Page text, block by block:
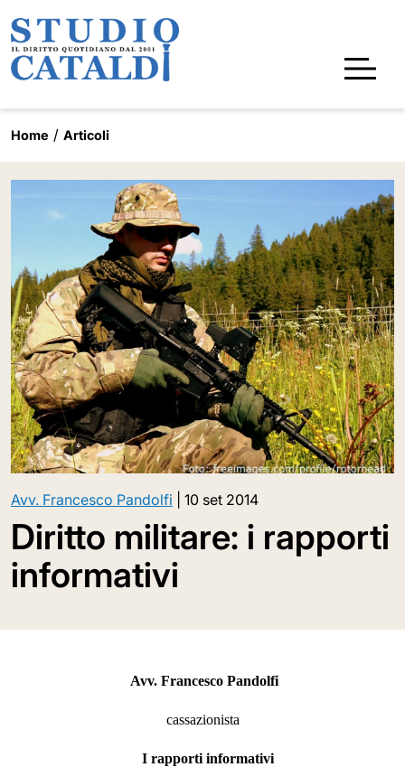
Home Articoli
Avv. Francesco Pandolfi 10 set 2014
Diritto militare: i rapporti
informativi
Avv. Francesco Pandolfi
cassazionista
I rapporti informativi